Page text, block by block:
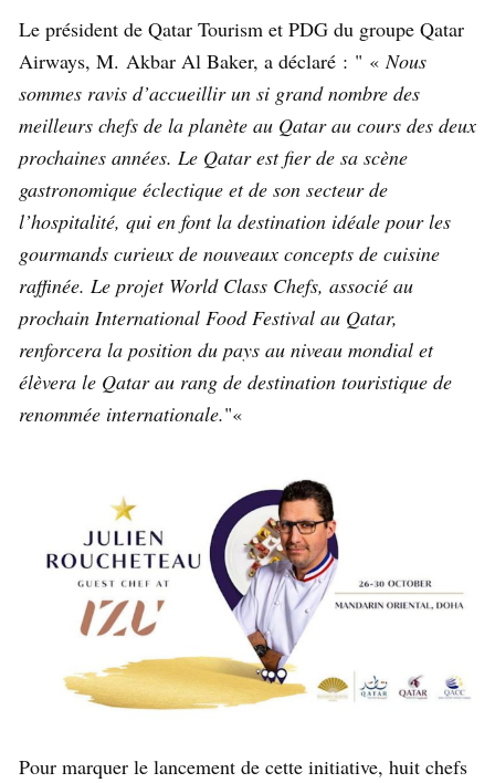
Le président de Qatar Tourism et PDG du groupe Qatar
Airways, M. Akbar Al Baker, a déclaré :
«Nous
sommes ravis d’accueillir un si grand nombre des
meilleurs chefs de la planète au Qatar au cours des deux
prochaines années. Le Qatar est fier de sa scène
gastronomique éclectique et de son secteur de
l’hospitalité, qui en font la destination idéale pour les
gourmands curieux de nouveaux concepts de cuisine
raffinée. Le projet World Class Chefs, associé au
prochain International Food Festival au Qatar,
renforcera la position du pays au niveau mondial et
élèvera le Qatar au rang de destination touristique de
renommée internationale. «
Pour marquer le lancement de cette initiative, huit chefs